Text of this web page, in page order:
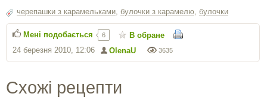
черепашки з карамельками, булочки з карамелю, булочки
3635
OlenaU
24 березня 2010, 12:06
Мені подобається 6 В обране
Схожі рецепти